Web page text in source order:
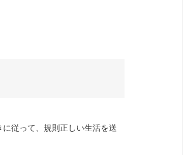
従って、規則正しい生活を送